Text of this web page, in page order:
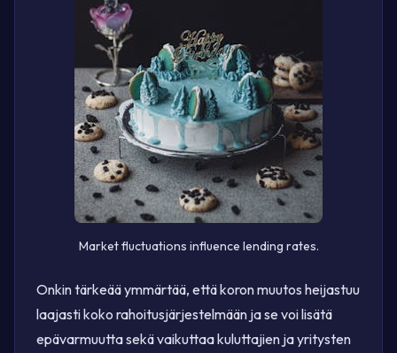
Market fluctuations influence lending rates.
Onkin tärkeää ymmärtää, että koron muutos heijastuu
laajasti koko rahoitusjärjestelmään ja se voi lisätä
epävarmuutta sekä vaikuttaa kuluttajien ja yritysten